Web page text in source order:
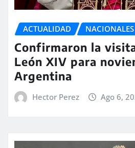
ACTUALIDAD NACIONALES
Confirmaron la
León XIV para
Argentina
Hector Perez Ago 6,